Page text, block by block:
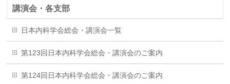
講演会・各支部
日本内科学会総会・講演会一覧
第123回日本内科学会総会・講演会のご案内
第124回日本内科学会総会・講演会のご案内